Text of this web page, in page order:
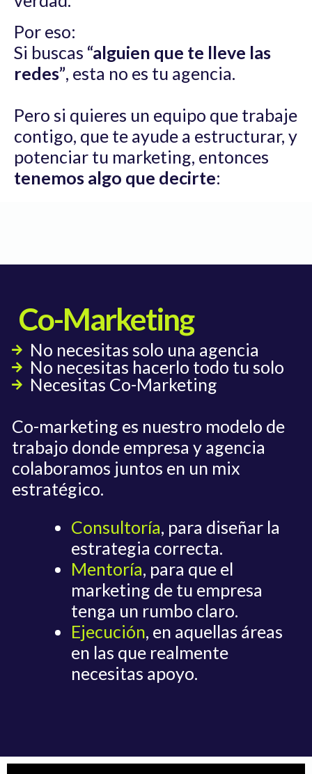
Por eso:
Si buscas “alguien que te lleve las
redes”, esta no es tu agencia.
Pero si quieres un equipo que trabaje
contigo, que te ayude a estructurar, y
potenciar tu marketing, entonces
tenemos algo que decirte:
Co-Marketing
No necesitas solo una agencia
No necesitas hacerlo todo tu solo
Necesitas Co-Marketing
Co-marketing es nuestro modelo de
trabajo donde empresa y agencia
colaboramos juntos en un mix
estratégico.
Consultoría, para diseñar la
estrategia correcta.
Mentoría, para que el
marketing de tu empresa
tenga un rumbo claro.
Ejecución, en aquellas áreas
en las que realmente
necesitas apoyo.